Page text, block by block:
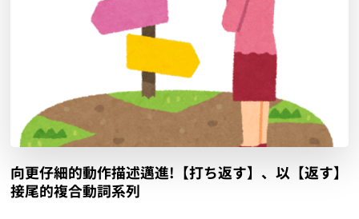
向更仔細的動作描述邁進!【打ち返す】、以【返す】
接尾的複合動詞系列